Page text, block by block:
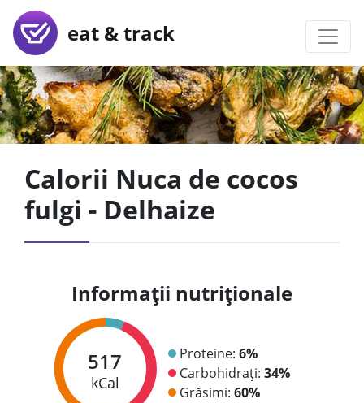
eat & track
Calorii Nuca de cocos
fulgi - Delhaize
Informații nutriționale
517
kCal
Proteine: 6%
Carbohidrați: 34%
Grăsimi: 60%